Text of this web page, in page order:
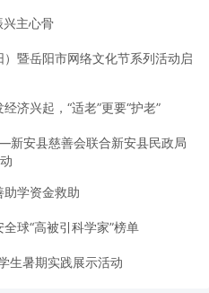
主心骨
暨岳阳市网络文化节系列活动启
济兴起，“适老”更要“护老”
安县慈善会联合新安县民政局
学资金救助
球“高被引科学家”榜单
生暑期实践展示活动